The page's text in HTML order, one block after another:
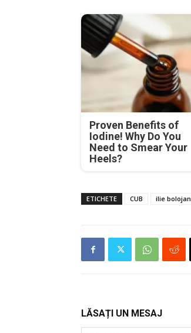
Proven Benefits of
Iodine! Why Do You
Need to Smear Your
Heels?
ETICHETE CUB ilie bolojan
LĂSAȚI UN MESAJ